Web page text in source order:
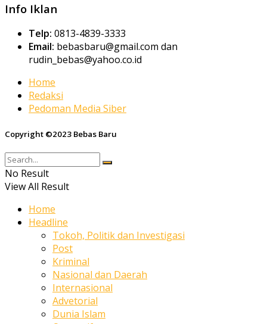
Info Iklan
Telp: 0813-4839-3333
Email: bebasbaru@gmail.com dan
rudin_bebas@yahoo.co.id
Home
Redaksi
Pedoman Media Siber
Copyright ©2023 Bebas Baru
No Result
View All Result
Home
Headline
Tokoh, Politik dan Investigasi
Post
Kriminal
Nasional dan Daerah
Internasional
Advetorial
Dunia Islam